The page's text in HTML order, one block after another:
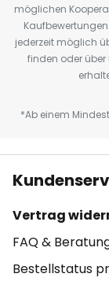
möglichen
jederzeit möglich
finden oder über
*Ab einem
Vertrag
FAQ &
Bestellstatus